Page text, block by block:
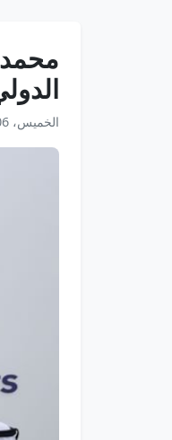
محمد
الخميس، 06 أغسطس 2026